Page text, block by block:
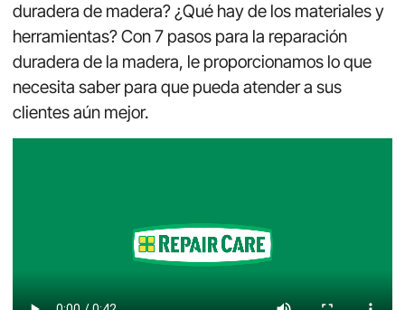
duradera de madera? ¿Qué hay de los materiales y
herramientas? Con7 pasos para la reparación
duradera de la madera, le proporcionamos lo que
necesita saber para que pueda atender a sus
clientes aún mejor.